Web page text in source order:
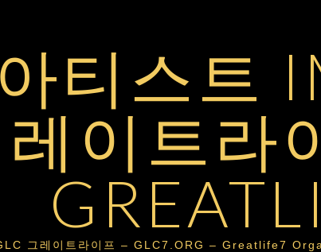
티스트
레이트라
그레이트라이프 – GLC7.ORG – Greatlife7